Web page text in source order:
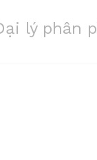
lý phân